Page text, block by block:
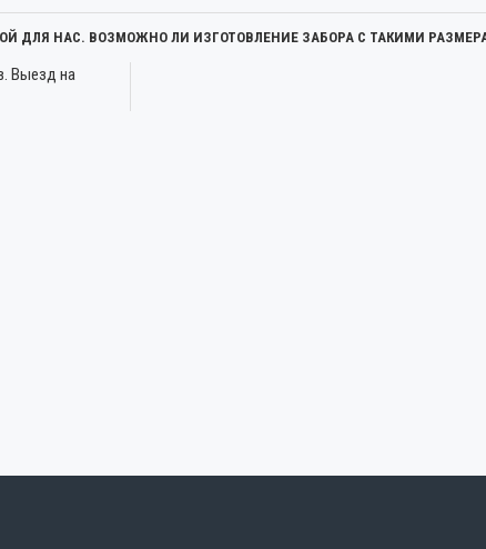
ДЛЯ НАС. ВОЗМОЖНО ЛИ ИЗГОТОВЛЕНИЕ ЗАБОРА С ТАКИМИ
Выезд на